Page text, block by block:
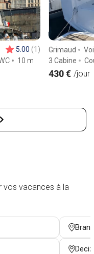
10 m
5.00 (1) Grimaud
3 Cabine
430 € /jour
vos vacances à la